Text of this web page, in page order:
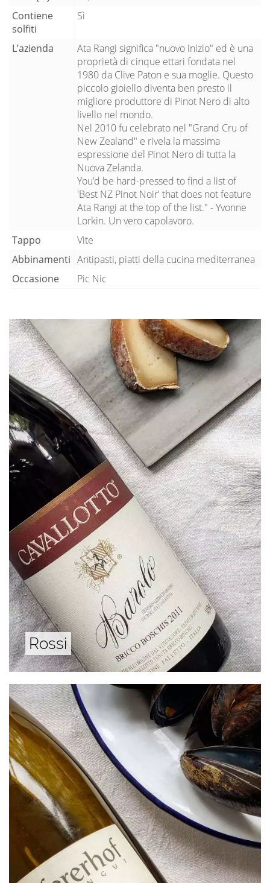
Contiene
solfiti
Sì
L’azienda
Ata Rangi significa "nuovo inizio" ed è una
proprietà di cinque ettari fondata nel
1980 da Clive Paton e sua moglie. Questo
piccolo gioiello diventa ben presto il
migliore produttore di Pinot Nero di alto
livello nel mondo.
Nel 2010 fu celebrato nel "Grand Cru of
New Zealand" e rivela la massima
espressione del Pinot Nero di tutta la
Nuova Zelanda.
You’d be hard-pressed to find a list of
'Best NZ Pinot Noir' that does not feature
Ata Rangi at the top of the list." - Yvonne
Lorkin. Un vero capolavoro.
Tappo
Vite
Abbinamenti Antipasti, piatti della cucina mediterranea
Occasione
Pic Nic
Rossi